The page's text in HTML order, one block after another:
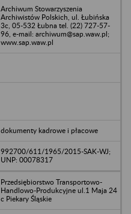
Archiwum Stowarzyszenia
Archiwistów Polskich, ul. Łubińska
3c, 05-532 Łubna tel. (22) 727-57-
96, e-mail: archiwum@sap.waw.pl;
www.sap.waw.pl
dokumenty kadrowe i płacowe
992700/611/1965/2015-SAK-WJ;
UNP: 00078317
Przedsiębiorstwo Transportowo-
Handlowo-Produkcyjne ul.1 Maja 24
c Piekary Śląskie